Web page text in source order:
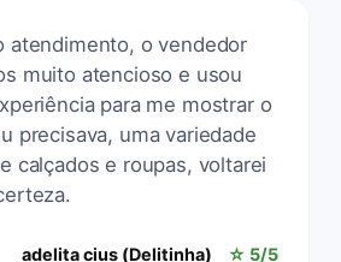
atendimento, o vendedor
muito atencioso e usou
para me mostrar o
precisava, uma variedade
calçados e roupas, voltarei
adelita cius (Delitinha) ☆ 5/5